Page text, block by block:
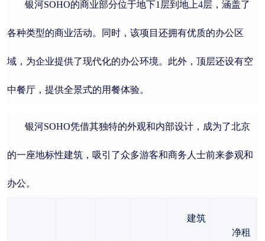
银河SOHO的商业部分位于地下1层到地上4层，涵盖了
各种类型的商业活动。同时，该项目还拥有优质的办公区
域，为企业提供了现代化的办公环境。此外，顶层还设有空
中餐厅，提供全景式的用餐体验。
银河SOHO凭借其独特的外观和内部设计，成为了北京
的一座地标性建筑，吸引了众多游客和商务人士前来参观和
办公。
建筑
净租